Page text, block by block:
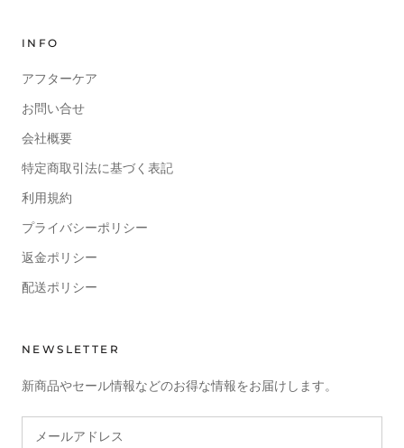
INFO
アフターケア
お問い合せ
会社概要
特定商取引法に基づく表記
利用規約
プライバシーポリシー
返金ポリシー
配送ポリシー
NEWSLETTER
新商品やセール情報などのお得な情報をお届けします。